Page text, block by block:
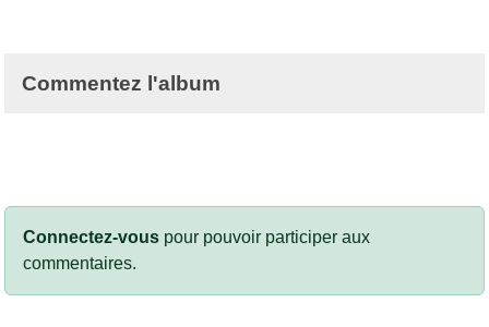
Commentez l'album
Connectez-vous pour pouvoir participer aux
commentaires.